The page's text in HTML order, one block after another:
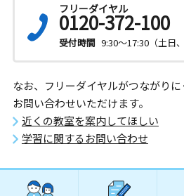
フリーダイヤル
0120-372-100
受付時間 9:30～17:30（土日
なお、フリーダイヤルがつながり
お問い合わせいただけます。
近くの教室を案内してほしい
学習に関するお問い合わせ